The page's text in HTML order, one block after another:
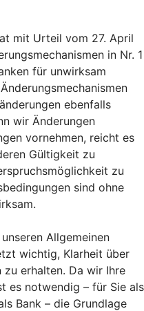
mit Urteil vom 27. April
in Nr. 1
für unwirksam
ebenfalls
wir Änderungen
vornehmen, reicht es
Gültigkeit zu
zu
sind ohne
Allgemeinen
wichtig, Klarheit über
erhalten. Da wir Ihre
es notwendig – für Sie als
Bank – die Grundlage